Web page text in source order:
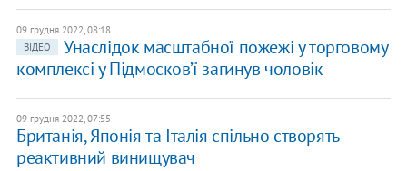
09 грудня 2022, 08:18
ВІДЕО
Унаслідок масштабної пожежі у торговому
комплексі у Підмосков’ї загинув чоловік
09 грудня 2022, 07:55
Британія, Японія та Італія спільно створять
реактивний винищувач